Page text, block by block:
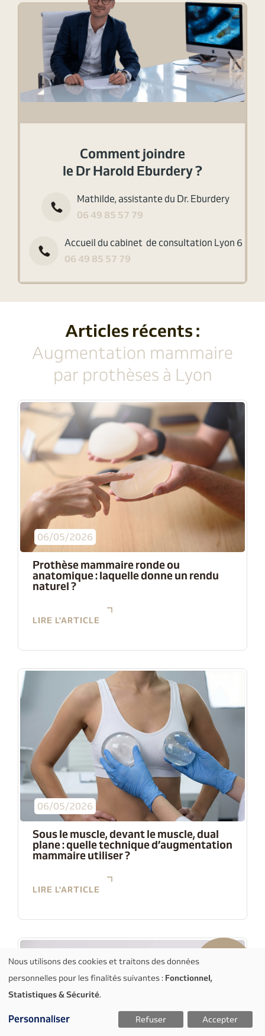
Comment joindre
le Dr Harold Eburdery ?
Mathilde, assistante du Dr. Eburdery
06 49 85 57 79
Accueil du cabinet de consultation Lyon 6
06 49 85 57 79
Articles récents :
Augmentation mammaire
par prothèses à Lyon
06/05/2026
Prothèse mammaire ronde ou
anatomique : laquelle donne un rendu
naturel ?
LIRE L'ARTICLE
06/05/2026
Sous le muscle, devant le muscle, dual
plane : quelle technique d’augmentation
mammaire utiliser ?
LIRE L'ARTICLE
Utilisation
des
données
Nous utilisons des cookies et traitons des données
personnelles pour les finalités suivantes : Fonctionnel,
Statistiques & Sécurité.
Personnaliser Refuser Accepter